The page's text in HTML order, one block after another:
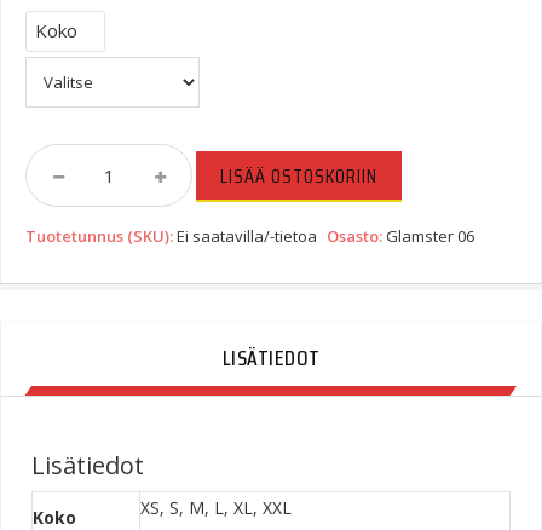
Koko
Shoei
Glamster
Abiding
LISÄÄ OSTOSKORIIN
Tuotetunnus (SKU):Ei saatavilla/-tietoa Osasto:Glamster 06
LISÄTIEDOT
Lisätiedot
Koko XS, S, M, L, XL, XXL